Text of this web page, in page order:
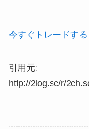
今すぐトレードする
引用元:
http://2log.sc/r/